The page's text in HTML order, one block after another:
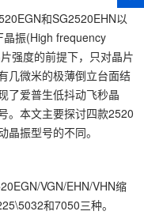
和SG2520EHN以
晶振(High frequency
强度的前提下，只对晶片
几微米的极薄倒立台面结
了爱普生低抖动飞秒晶
。本文主要探讨四款2520
振型号的不同。
VGN/EHN/VHN缩
和7050三种。